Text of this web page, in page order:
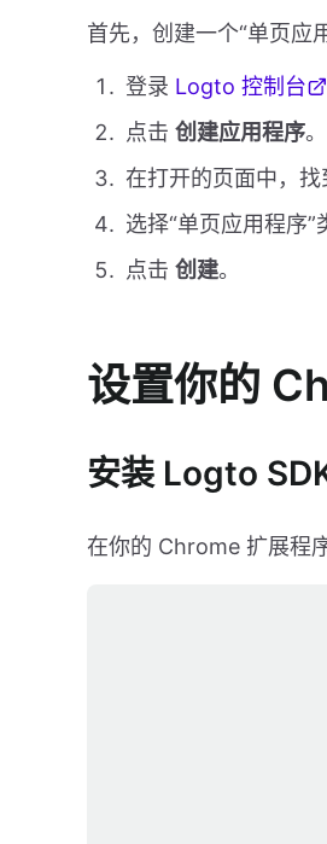
首先，创建一个“单页应
登录 Logto 控制台
点击 创建应用程序。
在打开的页面中，找
选择“单页应用程序”
点击 创建。
设置你的
安装 Logto
在你的 Chrome 扩展程